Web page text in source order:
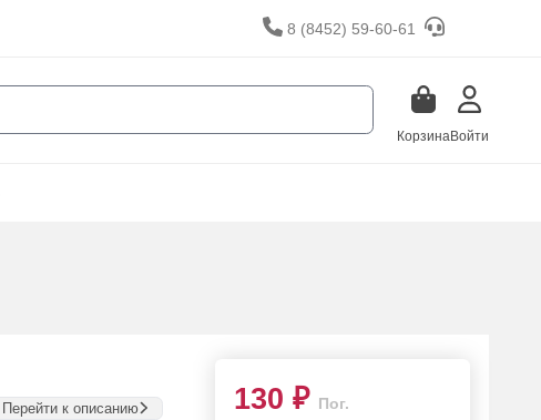
8 (8452) 59-60-61
КорзинаВойти
Перейти к описанию 130 ₽ Пог.